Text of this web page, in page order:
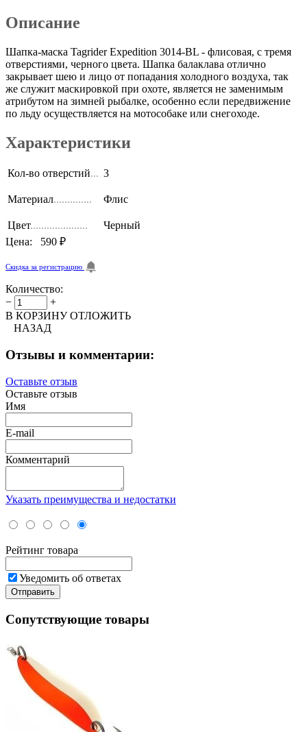
Описание
Шапка-маска Tagrider Expedition 3014-BL - флисовая, с тремя
отверстиями, черного цвета. Шапка балаклава отлично
закрывает шею и лицо от попадания холодного воздуха, так
же служит маскировкой при охоте, является не заменимым
атрибутом на зимней рыбалке, особенно если передвижение
по льду осуществляется на мотособаке или снегоходе.
Характеристики
Кол-во отверстий... 3
Материал.............. Флис
Цвет.....................
Черный
Цена: 590 ₽
Скидка за регистрацию
Количество:
−
+
В КОРЗИНУ ОТЛОЖИТЬ
НАЗАД
Отзывы и комментарии:
Оставьте отзыв
Оставьте отзыв
Имя
E-mail
Комментарий
Указать преимущества и недостатки
Рейтинг товара
Уведомить об ответах
Отправить
Сопутствующие товары